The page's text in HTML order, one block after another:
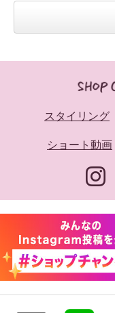
スタイリング
ショート動画